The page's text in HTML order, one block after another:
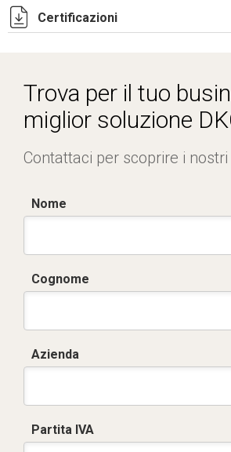
Certificazioni
Trova per il tuo
miglior soluzione
Contattaci per scoprire i
Nome
Cognome
Azienda
Partita IVA